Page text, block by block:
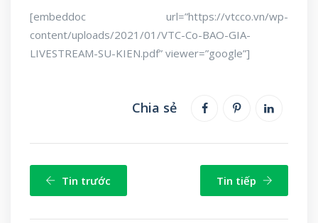
[embeddoc url=”https://vtcco.vn/wp-
content/uploads/2021/01/VTC-Co-BAO-GIA-
LIVESTREAM-SU-KIEN.pdf” viewer=”google”]
Chia sẻ
Tin trước Tin tiếp